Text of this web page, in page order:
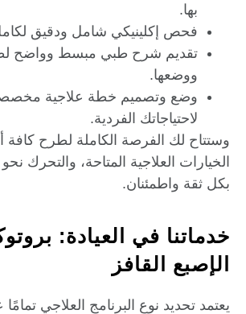
بها.
فحص إكلينيكي شامل ودقيق
تقديم شرح طبي مبسط وواضح
ووضعها.
وضع وتصميم خطة علاجية
لاحتياجاتك الفردية.
وستتاح لك الفرصة الكاملة لطرح كافة
الخيارات العلاجية المتاحة، والتحرك نحو
بكل ثقة واطمئنان.
خدماتنا في العيادة:
الإصبع القافز
يعتمد تحديد نوع البرنامج العلاجي